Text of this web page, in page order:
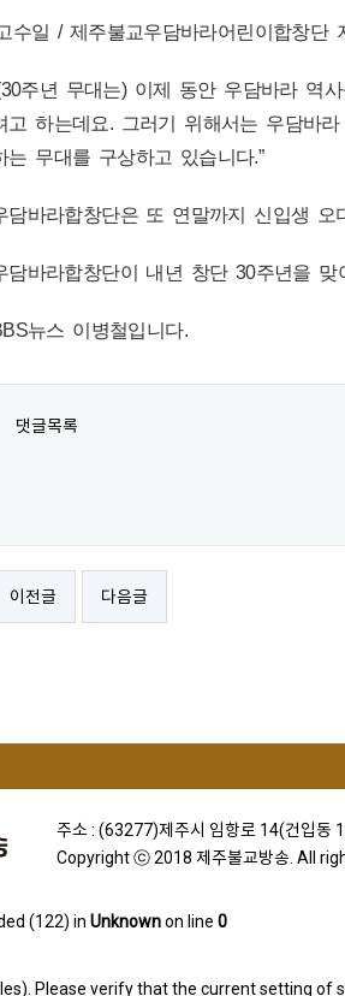
수일 / 제주불교우담바라어린이합창단
주년 무대는) 이제 동안 우담바라 역
고 하는데요. 그러기 위해서는 우담바
는 무대를 구상하고 있습니다.”
담바라합창단은 또 연말까지 신입생
담바라합창단이 내년 창단 30주년을
뉴스 이병철입니다.
댓글목록
이전글 다음글
주소 : (63277)제주시 임항로 14(건입동
Copyright ⓒ 2018 제주불교방송. All
(122) in Unknownon line 0
Please verify that the current setting